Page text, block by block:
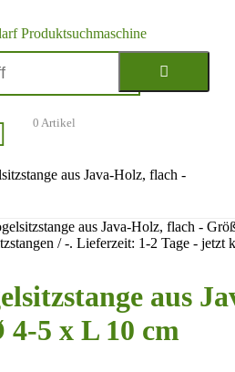
0 Artikel
aus Java-Holz, flach -
aus
5 x L 10 cm